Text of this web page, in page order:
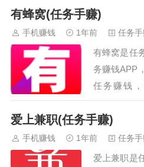
微信和
本包更新
电模拟器
码下面的
添赚账
册点…
有蜂窝(任务手赚)
手机赚钱 1年前 任务
有蜂窝是任
务赚钱APP
任务赚钱
APP、软件
以！平台致
务赚钱APP
账。…
爱上兼职(任务手赚)
手机赚钱 1年前 任务
爱上兼职是